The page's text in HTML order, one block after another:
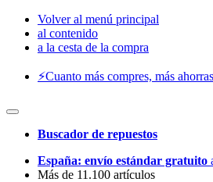
Volver al menú principal
al contenido
a la cesta de la compra
⚡️Cuanto más compres, más
Buscador de repuestos
España: envío estándar gratuito
Más de 11.100 artículos